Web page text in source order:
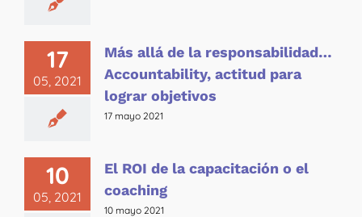
17
05, 2021
Más allá de la responsabilidad…
Accountability, actitud para
lograr objetivos
17 mayo 2021
10
05, 2021
El ROI de la capacitación o el
coaching
10 mayo 2021